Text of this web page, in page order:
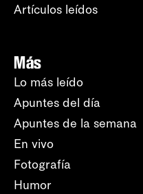
Artículos leídos
Más
Lo más leído
Apuntes del día
Apuntes de la semana
En vivo
Fotografía
Humor